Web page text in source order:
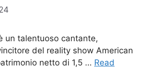
un talentuoso cantante,
del reality show American
netto di 1,5 … Read